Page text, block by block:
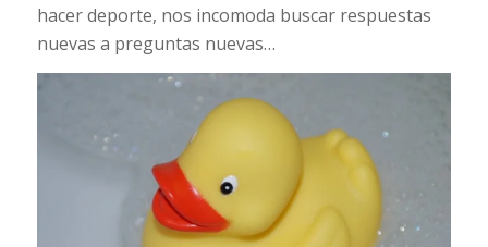
hacer deporte, nos incomoda buscar respuestas
nuevas a preguntas nuevas…